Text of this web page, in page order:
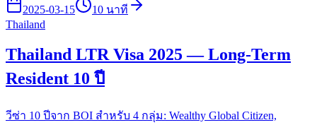
2025-03-15
10 นาที
Thailand
Thailand LTR Visa 2025 — Long-Term
Resident 10 ปี
วีซ่า 10 ปีจาก BOI สำหรับ 4 กลุ่ม: Wealthy Global Citizen,